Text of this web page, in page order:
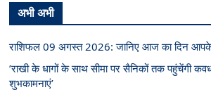
अभी अभी
राशिफल 09 अगस्त 2026: जानिए आज का दिन आपके
’राखी के धागों के साथ सीमा पर सैनिकों तक पहुंचेंगी
शुभकामनाएं’